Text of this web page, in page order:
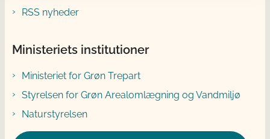
RSS nyheder
Ministeriets institutioner
Ministeriet for Grøn Trepart
Styrelsen for Grøn Arealomlægning og Vandmiljø
Naturstyrelsen